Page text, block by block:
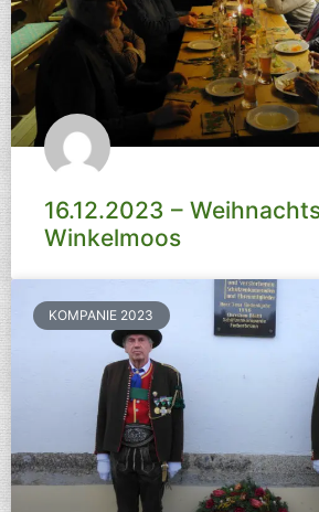
16.12.2023 –
Winkelmoos
KOMPANIE 2023